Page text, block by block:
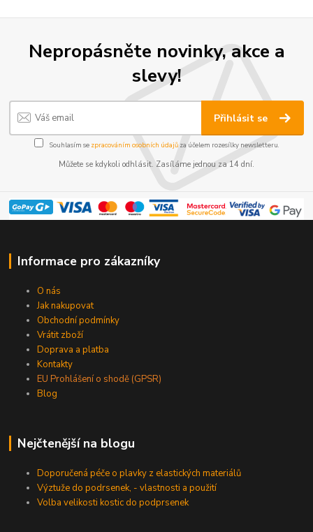
Nepropásněte novinky, akce a
slevy!
Přihlásit se
Souhlasím se zpracováním osobních údajůza účelem rozesílky newsletteru.
Můžete se kdykoli odhlásit. Zasíláme jednou za 14 dní.
Informace pro zákazníky
O nás
Jak nakupovat
Obchodní podmínky
Vrátit zboží
Doprava a platba
Kontakty
EU Prohlášení o shodě (GPSR)
Blog
Nejčtenější na blogu
Doporučená péče o plavky z elastických materiálů
Výztuže do podrsenek, - vlastnosti a použití
Volba velikosti kostic do podprsenek